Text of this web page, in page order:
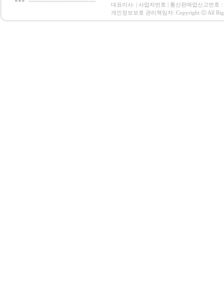
대표이사: | 사업자번호 | 통신판매업신고번호 :
개인정보보호 관리책임자: Copyright ⓒ All